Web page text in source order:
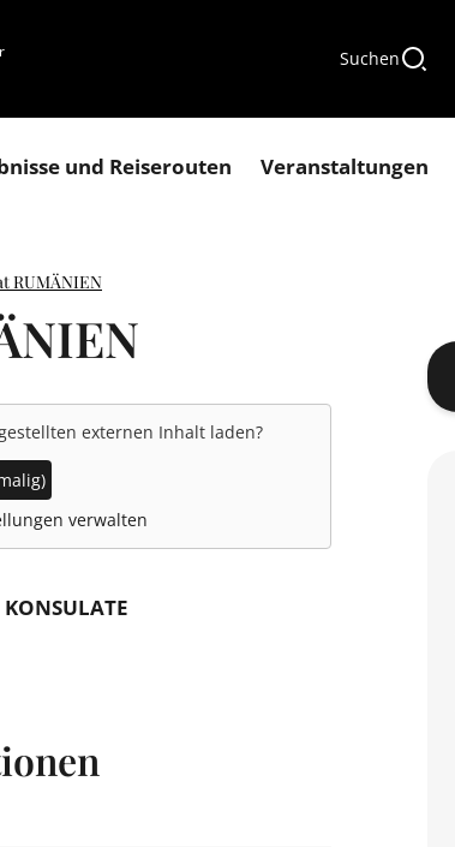
Suchen
und Reiserouten Veranstaltungen
RUMÄNIEN
externen Inhalt laden?
verwalten
KONSULATE